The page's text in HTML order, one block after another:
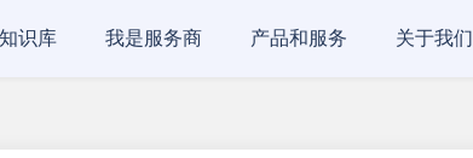
识库 我是服务商 产品和服务 关于我们